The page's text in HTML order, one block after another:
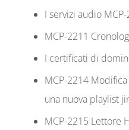
I servizi audio
MCP-2211
I certificati di
MCP-2214
una nuova playlist
MCP-2215 Lettore